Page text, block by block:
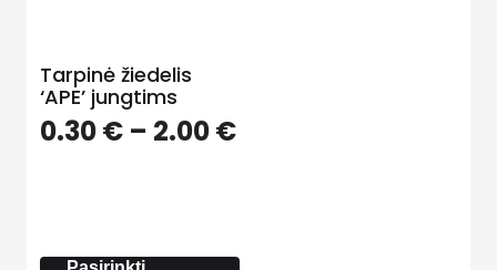
Tarpinė žiedelis
‘APE’ jungtims
0.30€ – 2.00€Price